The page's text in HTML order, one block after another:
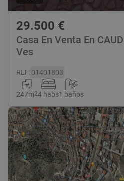
29.500 €
Casa En Venta En
Ves
REF:01401803
247m24 habs1 baños